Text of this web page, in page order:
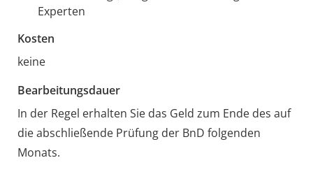
Experten
Kosten
keine
Bearbeitungsdauer
In der Regel erhalten Sie das Geld zum Ende des auf
die abschließende Prüfung der BnD folgenden
Monats.